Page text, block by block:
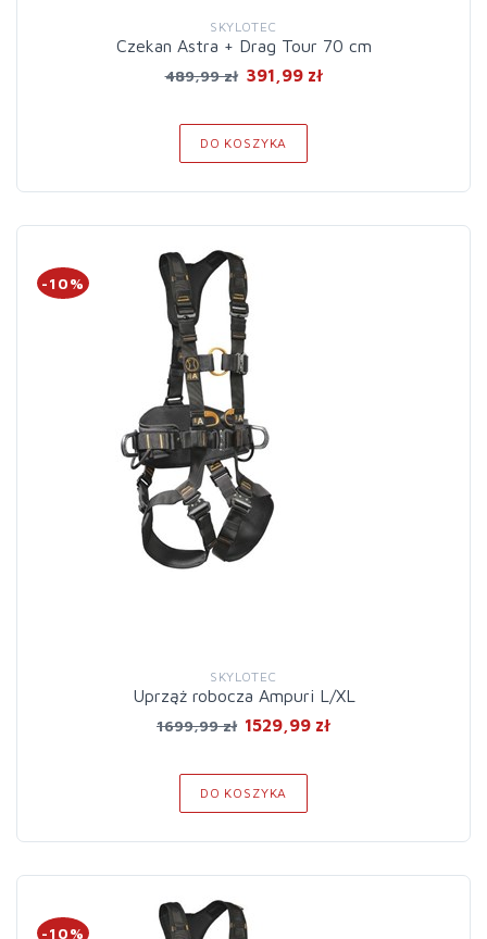
SKYLOTEC
Czekan Astra + Drag Tour 70 cm
489,99 zł 391,99 zł
DO KOSZYKA
-10%
SKYLOTEC
Uprząż robocza Ampuri L/XL
1699,99 zł 1529,99 zł
DO KOSZYKA
-10%